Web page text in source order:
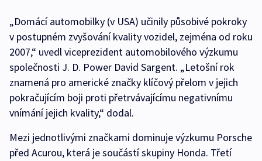
„Domácí automobilky (v USA) učinily působivé pokroky
v postupném zvyšování kvality vozidel, zejména od roku
2007,“ uvedl viceprezident automobilového výzkumu
společnosti J. D. Power David Sargent. „Letošní rok
znamená pro americké značky klíčový přelom v jejich
pokračujícím boji proti přetrvávajícímu negativnímu
vnímání jejich kvality,“ dodal.
Mezi jednotlivými značkami dominuje výzkumu Porsche
před Acurou, která je součástí skupiny Honda. Třetí